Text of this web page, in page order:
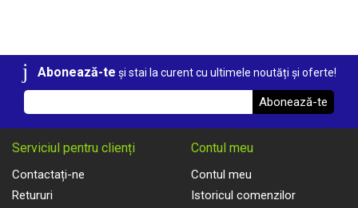
Abonează-te și stai la curent cu ultimele noutăți și oferte!
Abonează-te
Serviciul pentru clienți
Contactați-ne
Retururi
Contul meu
Contul meu
Istoricul comenzilor